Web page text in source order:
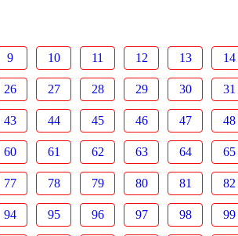
9 10 11 12 13 14
26 27 28 29 30 31
43 44 45 46 47 48
60 61 62 63 64 65
77 78 79 80 81 82
94 95 96 97 98 99